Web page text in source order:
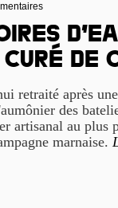
curé de
retraité après
des
artisanal au plus
marnaise.